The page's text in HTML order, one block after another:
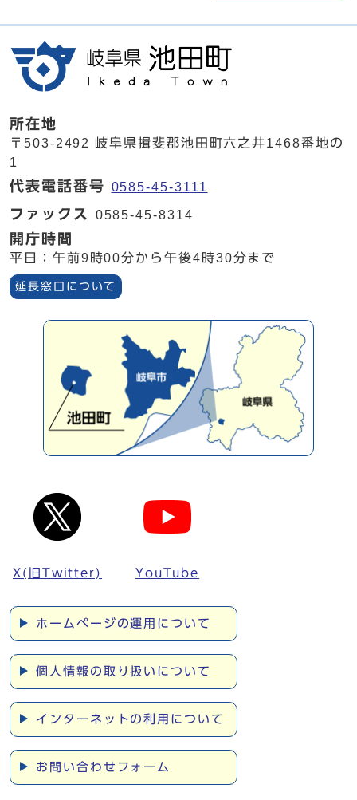
所在地
〒503-2492 岐阜県揖斐郡池田町六之井1468番地の
1
代表電話番号 0585-45-3111
ファックス 0585-45-8314
開庁時間
平日：午前9時00分から午後4時30分まで
延長窓口について
X(旧Twitter) YouTube
ホームページの運用について
個人情報の取り扱いについて
インターネットの利用について
お問い合わせフォーム